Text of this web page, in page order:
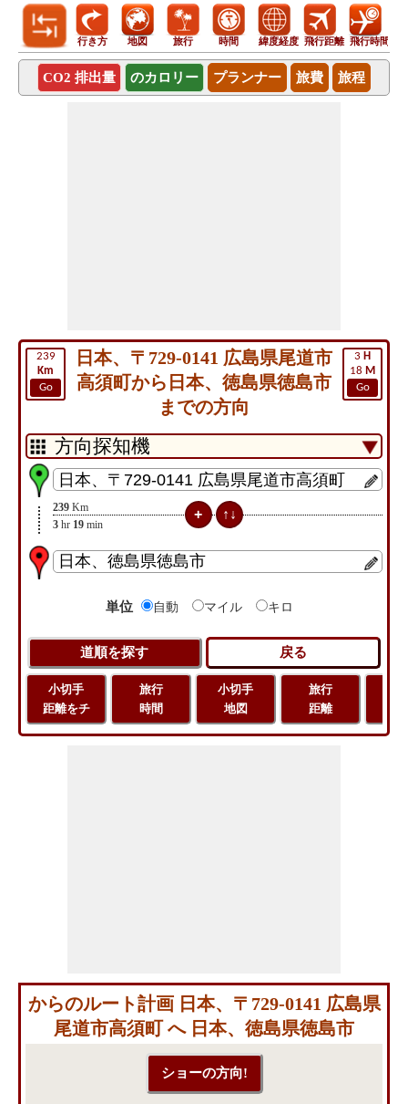
行き方 地図 旅行 時間 緯度経度 飛行距離 飛行時間
CO2 排出量 のカロリー プランナー 旅費 旅程
239
Km
Go
3 H
18 M
Go
日本、〒729-0141 広島県尾道市
高須町から日本、徳島県徳島市
までの方向
239 Km
3 hr 19 min
単位 自動 マイル キロ
小切手
距離をチ
旅行
時間
小切手
地図
旅行
距離
からのルート計画 日本、〒729-0141 広島県
尾道市高須町 へ 日本、徳島県徳島市